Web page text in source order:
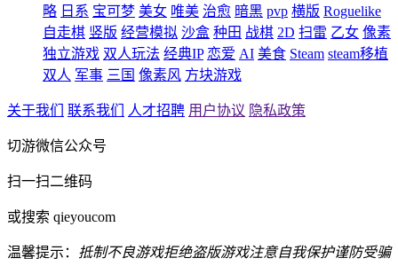
略 日系 宝可梦 美女 唯美 治愈 暗黑 pvp 横版 Roguelike
自走棋 竖版 经营模拟 沙盒 种田 战棋 2D 扫雷 乙女 像素
独立游戏 双人玩法 经典IP 恋爱 AI 美食 Steam steam移植
双人 军事 三国 像素风 方块游戏
关于我们 联系我们 人才招聘 用户协议 隐私政策
切游微信公众号
扫一扫二维码
或搜索 qieyoucom
温馨提示： 抵制不良游戏拒绝盗版游戏注意自我保护谨防受骗